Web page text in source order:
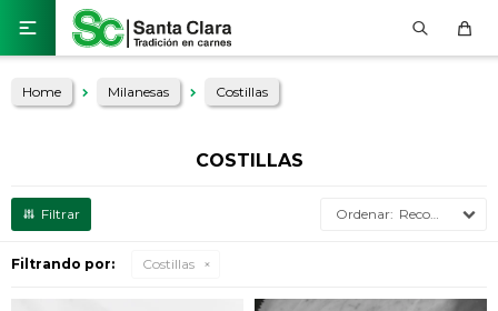

Home Milanesas Costillas
COSTILLAS
Recomendados
Filtrando por: Costillas